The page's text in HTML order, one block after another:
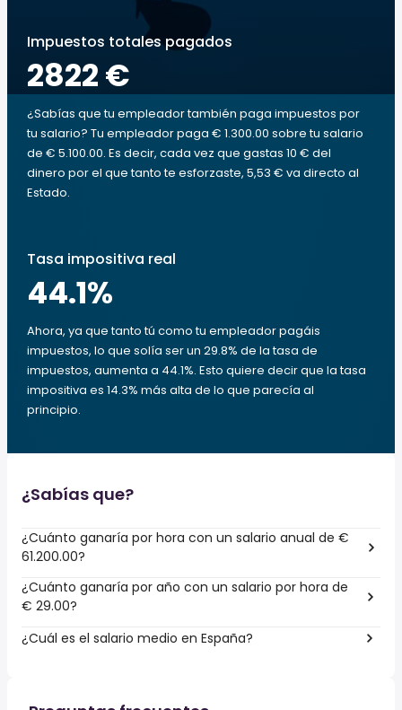
Impuestos totales pagados
2822 €
¿Sabías que tu empleador también paga impuestos por
tu salario? Tu empleador paga € 1.300.00 sobre tu salario
de € 5.100.00. Es decir, cada vez que gastas 10 € del
dinero por el que tanto te esforzaste, 5,53 € va directo al
Estado.
Tasa impositiva real
44.1%
Ahora, ya que tanto tú como tu empleador pagáis
impuestos, lo que solía ser un 29.8% de la tasa de
impuestos, aumenta a 44.1%. Esto quiere decir que la tasa
impositiva es 14.3% más alta de lo que parecía al
principio.
¿Sabías que?
¿Cuánto ganaría por hora con un salario anual de €
61.200.00?
¿Cuánto ganaría por año con un salario por hora de
€ 29.00?
¿Cuál es el salario medio en España?